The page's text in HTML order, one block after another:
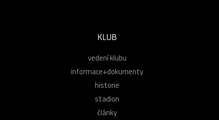
KLUB
vedení klubu
informace+dokumenty
historie
stadion
články